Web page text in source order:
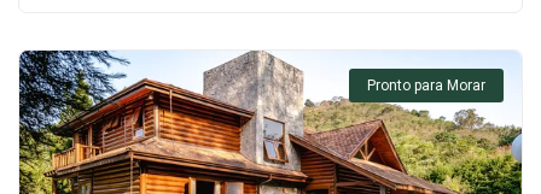
Pronto para Morar